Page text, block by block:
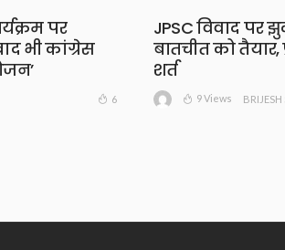
पर
भी कांग्रेस
6
JPSC विवाद पर
बातचीत को तैयार,
शर्त
9 Views BRIJESH